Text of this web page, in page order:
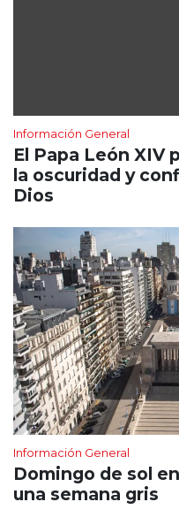
Información General
El Papa León XIV
la oscuridad y
Dios
Información General
Domingo de sol
una semana gris